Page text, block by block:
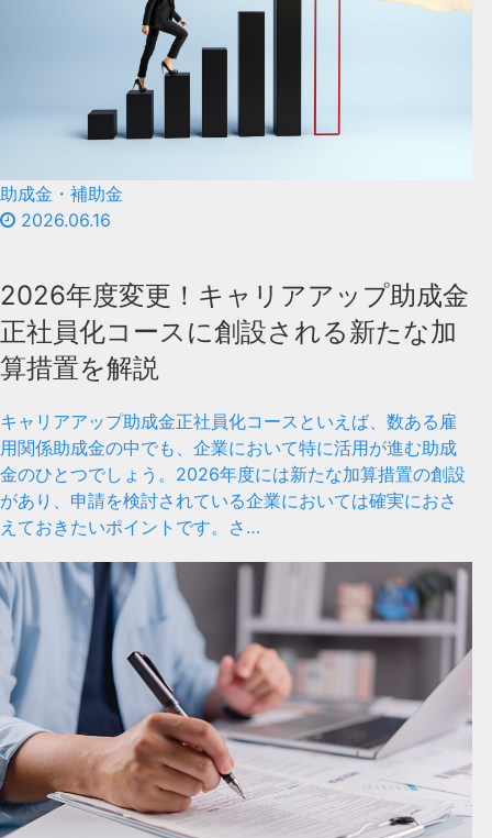
助成金・補助金
2026.06.16
2026年度変更！キャリアアップ助成金
正社員化コースに創設される新たな加
算措置を解説
キャリアアップ助成金正社員化コースといえば、数ある雇
用関係助成金の中でも、企業において特に活用が進む助成
金のひとつでしょう。2026年度には新たな加算措置の創設
があり、申請を検討されている企業においては確実におさ
えておきたいポイントです。さ…